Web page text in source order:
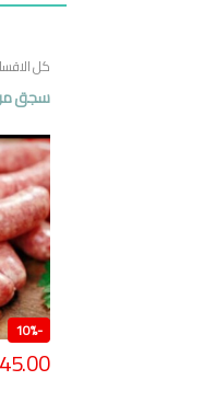
كل
سجق من
-
10%
45.00